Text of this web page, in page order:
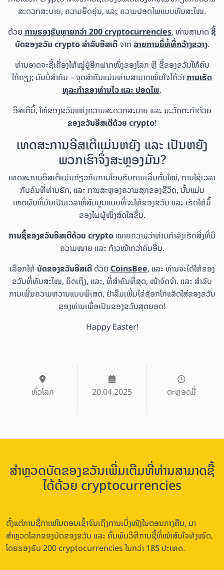
ສະດວກສະບາຍ, ຄວາມຍືດຍຸ່ນ, ແລະ ຄວາມປອດໄພແບບທັນສະໄໝ.
ດ້ວຍການຮອງຮັບຫຼາຍກວ່າ 200 cryptocurrencies, ທ່ານສາມາດຊື້
ບັດຂອງຂວັນ crypto ສຳລັບອີສເຕີຈາກລາຍການຍີ່ຫໍ້ທີ່ກວ້າງຂວາງ.
ທ່ານອາດຈະຊື້ເຄື່ອງໃຫ້ໝູ່ຢູ່ອີກຟາກໜຶ່ງຂອງໂລກ ຫຼື ຊື້ຂອງຂວັນໃຫ້ຄົນ
ໃກ້ຄຽງ; ມັນບໍ່ສຳຄັນ – ຈຸດສຳຄັນແມ່ນທ່ານສາມາດໝັ້ນໃຈໄດ້ວ່າການເຮັດ
ທຸລະກຳຂອງທ່ານໄວ ແລະ ປອດໄພ.
ອີສເຕີນີ້, ໃຫ້ຂອງຂວັນແຫ່ງຄວາມສະດວກສະບາຍ ແລະ ນະວັດຕະກຳດ້ວຍ
ຂອງຂວັນອີສເຕີດ້ວຍ crypto!
ເທດສະການອີສເຕີແມ່ນຫຍັງ ແລະ ເປັນຫຍັງ
ພວກເຮົາຈຶ່ງສະຫຼອງມັນ?
ເທດສະການອີສເຕີແມ່ນກ່ຽວກັບການໂອບຮັບການເລີ່ມຕົ້ນໃໝ່, ການໃຊ້ເວລາ
ກັບຄົນທີ່ທ່ານຮັກ, ແລະ ການສະຫຼອງຄວາມສຸກຂອງຊີວິດ, ນັ້ນແມ່ນ
ເຫດຜົນທີ່ມັນເປັນເວລາທີ່ສົມບູນແບບທີ່ຈະໃຫ້ຂອງຂວັນ ແລະ ເຮັດໃຫ້ມື້
ຂອງໃຜຜູ້ໜຶ່ງສົດໃສຂຶ້ນ.
ການຊື້ຂອງຂວັນອີສເຕີດ້ວຍ cryptoໝາຍຄວາມວ່າທ່ານກຳລັງເຮັດສິ່ງທີ່ມີ
ຄວາມໝາຍ ແລະ ກ້າວໜ້າກວ່າຄົນອື່ນ.
ເລືອກໃຫ້ບັດຂອງຂວັນອີສເຕີດ້ວຍ CoinsBee, ແລະ ທ່ານຈະໄດ້ໃຫ້ຂອງ
ຂວັນທີ່ທັນສະໄໝ, ຄິດເຖິງ, ແລະ, ທີ່ສຳຄັນທີ່ສຸດ, ໜ້າຈົດຈຳ. ແລະ ສຳລັບ
ການເພີ່ມຄວາມຫວານແບບພິເສດ, ຢ່າລືມເພີ່ມໄຂ່ຊັອກໂກແລັດໃສ່ຂອງຂວັນ
ຂອງທ່ານເພື່ອເປັນຂອງຂວັນສຸດຍອດ!
Happy Easter!
ທົ່ວໂລກ 20.04.2025 ຕະຫຼອດມື້
ສຳຫຼວດບັດຂອງຂວັນເພີ່ມເຕີມທີ່ທ່ານສາມາດຊື້
ໄດ້ດ້ວຍ cryptocurrencies
ຕັ້ງແຕ່ການຊື້ກາເຟໃນຕອນເຊົ້າຈົນເຖິງການເບິ່ງໜັງໃນຕອນກາງຄືນ, ມາ
ສຳຫຼວດໂລກຂອງບັດຂອງຂວັນ ແລະ ຄົ້ນພົບວິທີການຊື້ທີ່ໜ້າສົນໃຈທັງໝົດ,
ໂດຍຮອງຮັບ 200 cryptocurrencies ໃນກວ່າ 185 ປະເທດ.